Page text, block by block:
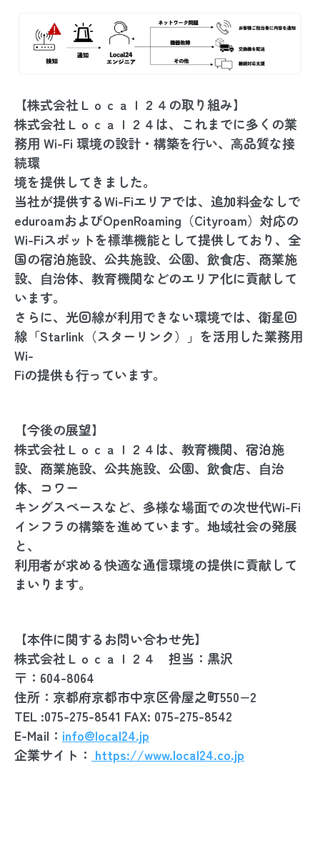
【株式会社Ｌｏｃａｌ２４の取り組み】
株式会社Ｌｏｃａｌ２４は、これまでに多くの業
務⽤ Wi-Fi 環境の設計・構築を⾏い、高品質な接
続環
境を提供してきました。
当社が提供するWi-Fiエリアでは、追加料⾦なしで
eduroamおよびOpenRoaming（Cityroam）対応の
Wi-Fiスポットを標準機能として提供しており、全
国の宿泊施設、公共施設、公園、飲⾷店、商業施
設、⾃治体、教育機関などのエリア化に貢献して
います。
さらに、光回線が利⽤できない環境では、衛星回
線「Starlink（スターリンク）」を活⽤した業務⽤
Wi-
Fiの提供も⾏っています。
【今後の展望】
株式会社Ｌｏｃａｌ２４は、教育機関、宿泊施
設、商業施設、公共施設、公園、飲⾷店、⾃治
体、コワー
キングスペースなど、多様な場⾯での次世代Wi-Fi
インフラの構築を進めています。地域社会の発展
と、
利⽤者が求める快適な通信環境の提供に貢献して
まいります。
【本件に関するお問い合わせ先】
株式会社Ｌｏｃａｌ２４ 担当：黒沢
〒：604-8064
住所：京都府京都市中京区骨屋之町550−2
TEL :075-275-8541 FAX: 075-275-8542
E-Mail： info@local24.jp
企業サイト： https://www.local24.co.jp